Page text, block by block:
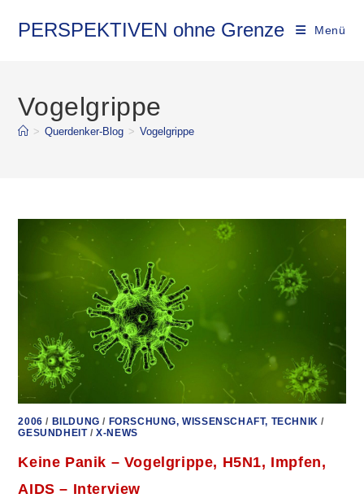
InhaltPERSPEKTIVEN ohne Grenze Menü
Vogelgrippe
> Querdenker-Blog > Vogelgrippe
2006 / BILDUNG / FORSCHUNG, WISSENSCHAFT, TECHNIK /
GESUNDHEIT/X-NEWS
Keine Panik – Vogelgrippe, H5N1, Impfen,
AIDS – Interview